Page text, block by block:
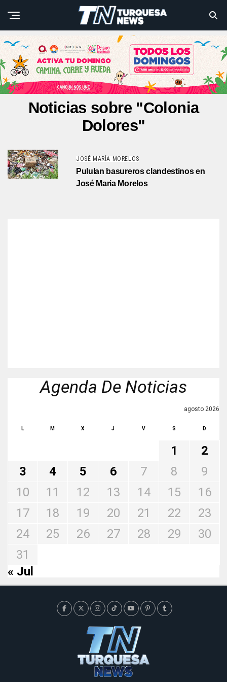
Noticias sobre "Colonia
Dolores"
JOSÉ MARÍA MORELOS
Pululan basureros clandestinos en
José Maria Morelos
Agenda De Noticias
agosto 2026
L M X J V S D
1
2
3
4 5 6 7 8
9
10
11 12 13 14 15
16
17
18 19 20 21 22
23
24
25 26 27 28 29
30
31
« Jul